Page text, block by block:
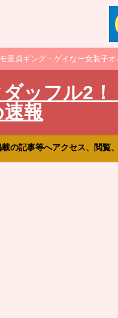
童貞ギング・ゲイなー女装子
ッフル2
報
の記事等へアクセス、閲覧